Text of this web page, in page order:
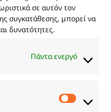
σε αυτόν τον
συγκατάθεσης, μπορεί να
δυνατότητες.
Πάντα ενεργό